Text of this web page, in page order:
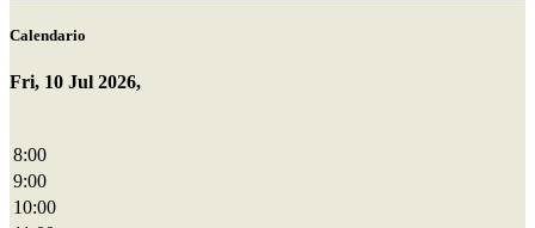
Calendario
Fri, 10 Jul 2026,
8:00
9:00
10:00